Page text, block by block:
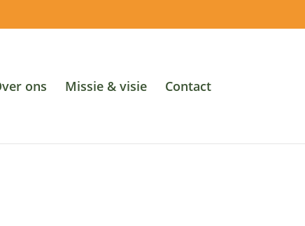
ons Missie & visie Contact